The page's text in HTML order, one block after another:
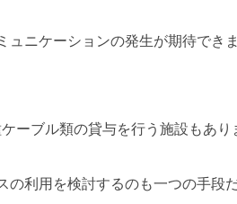
ニケーションの発生が期待できま
ーブル類の貸与を行う施設もあり
利用を検討するのも一つの手段